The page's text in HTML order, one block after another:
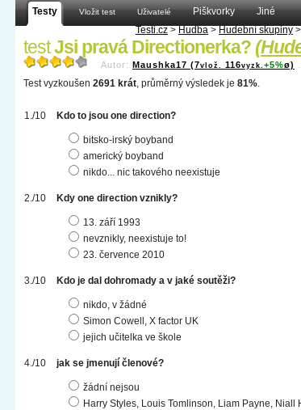
Testy Vložit test Uživatelé Piškvorky
Jiné
Testi.cz > Hudba > Hudební skupiny >
testJsi pravá Directionerka?(
Autor: Maushka17 (7vlož. 116vyzk. +5%ø)
Test vyzkoušen 2691 krát, průměrný výsledek je 81%.
Kdo to jsou one direction?
bitsko-irský boyband
americký boyband
nikdo... nic takového neexistuje
Kdy one direction vznikly?
13. září 1993
nevznikly, neexistuje to!
23. července 2010
Kdo je dal dohromady a v jaké soutěži?
nikdo, v žádné
Simon Cowell, X factor UK
jejich učitelka ve škole
jak se jmenují členové?
žádní nejsou
Harry Styles, Louis Tomlinson, Liam Payne, Niall